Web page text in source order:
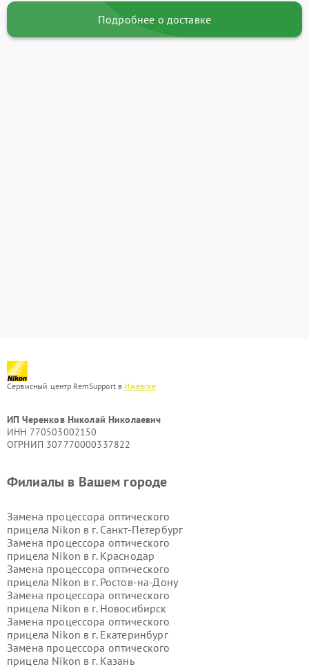
Подробнее о доставке
Сервисный центр RemSupport в Ижевске
ИП Черенков Николай Николаевич
ИНН 770503002150
ОГРНИП 307770000337822
Филиалы в Вашем городе
Замена процессора оптического
прицела Nikon в г. Санкт-Петербург
Замена процессора оптического
прицела Nikon в г. Краснодар
Замена процессора оптического
прицела Nikon в г. Ростов-на-Дону
Замена процессора оптического
прицела Nikon в г. Новосибирск
Замена процессора оптического
прицела Nikon в г. Екатеринбург
Замена процессора оптического
прицела Nikon в г. Казань